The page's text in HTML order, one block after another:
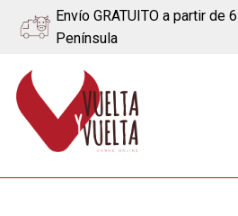
Envío GRATUITO a partir de
Península
Ir
a
navegación
Ir
al
contenido
Quiénes somos